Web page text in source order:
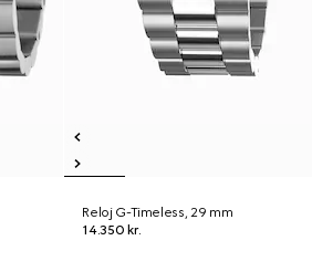
Reloj G-Timeless, 29 mm
14.350 kr.